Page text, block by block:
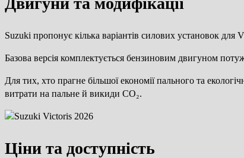
Suzuki пропонує кілька варіантів силових установок для
Базова версія комплектується бензиновим двигуном
Для тих, хто прагне більшої економії пального та
витрати на пальне й викиди CO₂.
Ціни та доступність